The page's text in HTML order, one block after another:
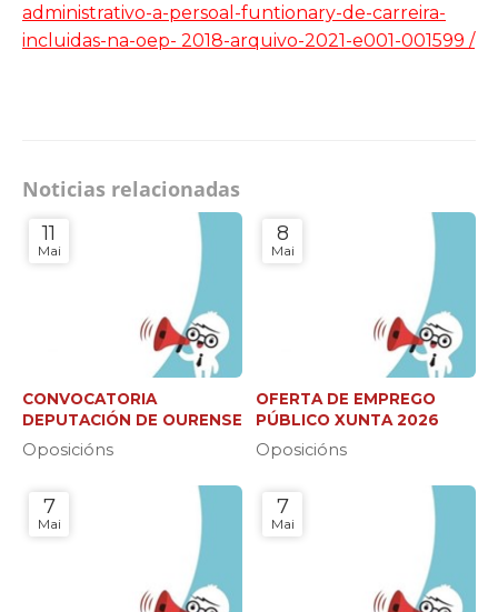
administrativo-a-persoal-funtionary-de-carreira-
incluidas-na-oep- 2018-arquivo-2021-e001-001599 /
Noticias relacionadas
11
Mai
CONVOCATORIA
DEPUTACIÓN DE OURENSE
Oposicións
8
Mai
OFERTA DE EMPREGO
PÚBLICO XUNTA 2026
Oposicións
7
Mai
7
Mai